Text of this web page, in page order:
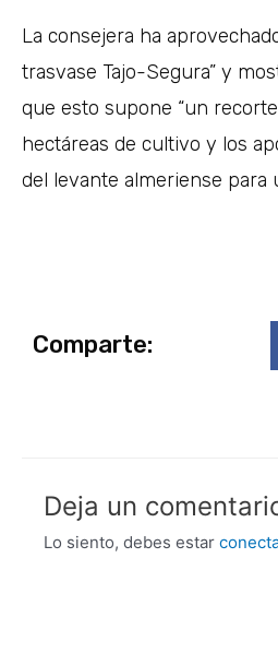
La consejera ha
trasvase Tajo-Segura” y
que esto supone “un
hectáreas de cultivo y los
del levante almeriense para
Comparte:
Deja un
Lo siento, debes estar